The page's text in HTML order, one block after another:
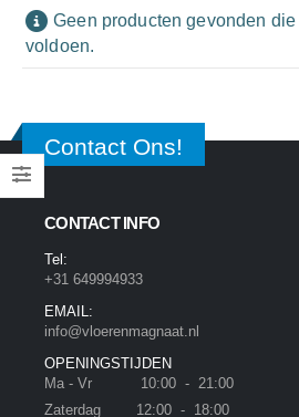
Geen producten gevonden
voldoen.
Contact Ons!
CONTACT INFO
Tel:
+31 649994933
EMAIL:
info@vloerenmagnaat.nl
OPENINGSTIJDEN
Ma - Vr 10:00 - 21:00
Zaterdag 12:00 - 18:00